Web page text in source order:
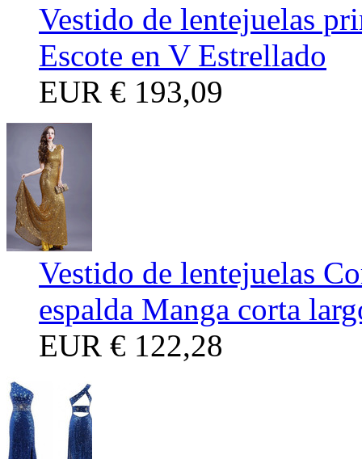
Vestido de lentejuelas
Escote en V Estrellado
EUR € 193,09
Vestido de lentejuelas
espalda Manga corta
EUR € 122,28